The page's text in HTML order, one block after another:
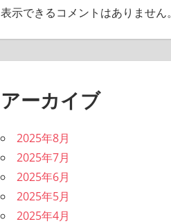
表示できるコメントはありません。
アーカイブ
2025年8月
2025年7月
2025年6月
2025年5月
2025年4月